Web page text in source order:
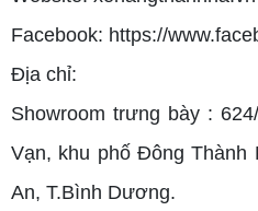
Facebook: https://
Địa chỉ:
Showroom trưng bày :
Vạn, khu phố Đông Thành
An, T.Bình Dương.